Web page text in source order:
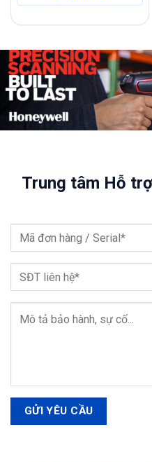
Trung tâm Hỗ